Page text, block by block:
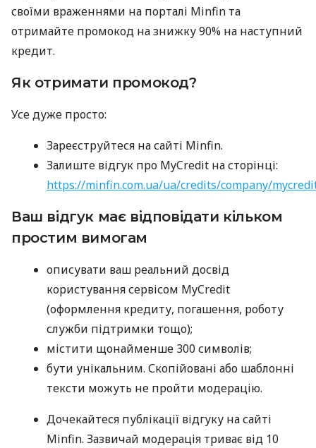
своїми враженнями на порталі Minfin та
отримайте промокод на знижку 90% на наступний
кредит.
Як отримати промокод?
Усе дуже просто:
Зареєструйтеся на сайті Minfin.
Залиште відгук про MyCredit на сторінці:
https://minfin.com.ua/ua/credits/company/
Ваш відгук має відповідати кільком
простим вимогам
описувати ваш реальний досвід
користування сервісом MyCredit
(оформлення кредиту, погашення, роботу
служби підтримки тощо);
містити щонайменше 300 символів;
бути унікальним. Скопійовані або шаблонні
тексти можуть не пройти модерацію.
Дочекайтеся публікації відгуку на сайті
Minfin. Зазвичай модерація триває від 10